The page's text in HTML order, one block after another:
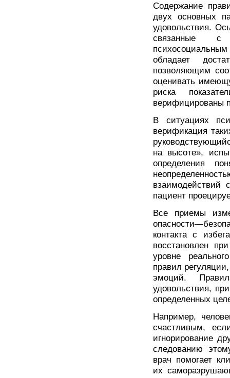
Содержание
двух основных
удовольствия.
связанные с
обладает
позволяющим
оценивать
риска
верифицированы
В ситуациях
верификация
на высоте»,
определения
взаимодействий
пациент
Все приемы
контакта с
восстановлен
уровне
правил
эмоций.
удовольствия,
определенных
Например,
счастливым,
игнорирование
следованию
врач помогает
их